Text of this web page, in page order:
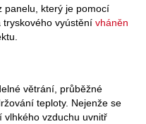
panelu, který je pomocí
vyústění vháněn
větrání, průběžné
teploty. Nejenže se
vlhkého vzduchu uvnitř